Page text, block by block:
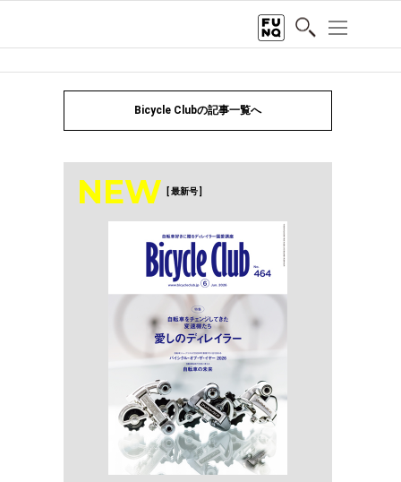
Bicycle Clubの記事一覧へ
NEW [ 最新号 ]